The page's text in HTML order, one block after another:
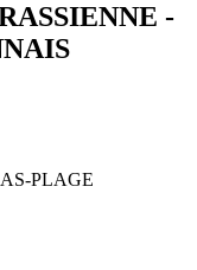
-
PLAGE